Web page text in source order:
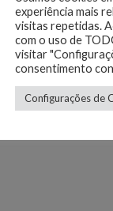
experiência mais
visitas repetidas.
com o uso de
visitar
consentimento
Configurações de